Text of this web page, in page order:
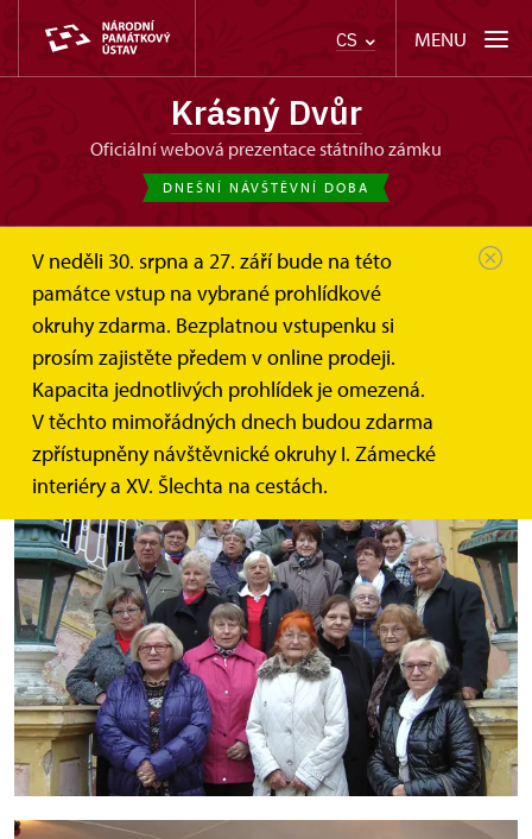
CS MENU
Krásný Dvůr
oficiální webová prezentace státního zámku
DNEŠNÍ NÁVŠTĚVNÍ DOBA
V neděli 30. srpna a 27. září bude na této
památce vstup na vybrané prohlídkové
okruhy zdarma. Bezplatnou vstupenku si
prosím zajistěte předem v online prodeji.
Kapacita jednotlivých prohlídek je omezená.
V těchto mimořádných dnech budou zdarma
zpřístupněny návštěvnické okruhy I. Zámecké
interiéry a XV. Šlechta na cestách.
Degustace vín
26.11.2016